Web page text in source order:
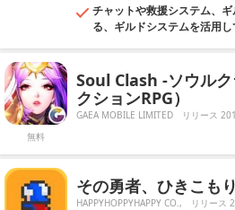
チャットや救援システム、
る、ギルドシステムを活用
無料
Soul Clash -ソウル
クションRPG）
GAEA MOBILE LIMITED リリース
その勇者、ひきこも
HAPPYHOPPYHAPPY CO., リリース